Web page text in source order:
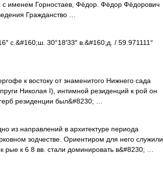
с именем Горностаев, Фёдор. Фёдор Фёдорович
Гражданство …
с.&#160;ш. 30°18′33″ в.&#160;д. / 59.971111°
к востоку от знаменитого Нижнего сада
Николая I), интимной резиденций к рой он
резиденции был&#8230; …
из направлений в архитектуре периода
зодчестве. Ориентиром для него служили
к 6 8 вв. стали доминировать в&#8230; …